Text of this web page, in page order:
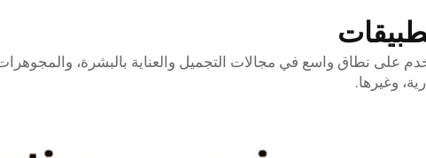
على نطاق واسع في مجالات التجميل والعناية بالبشرة،
وغيرها.